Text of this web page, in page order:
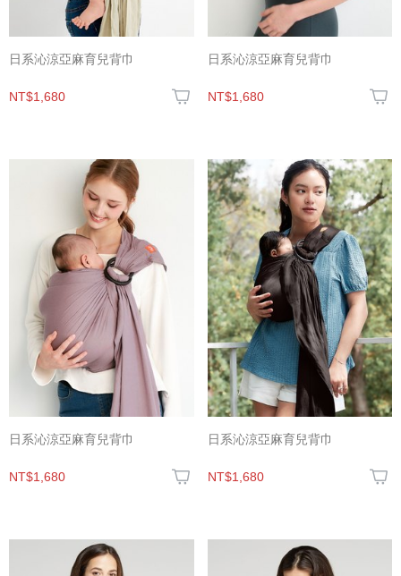
日系沁涼亞麻育兒背巾
NT$1,680
日系沁涼亞麻育兒背巾
NT$1,680
日系沁涼亞麻育兒背巾
NT$1,680
日系沁涼亞麻育兒背巾
NT$1,680